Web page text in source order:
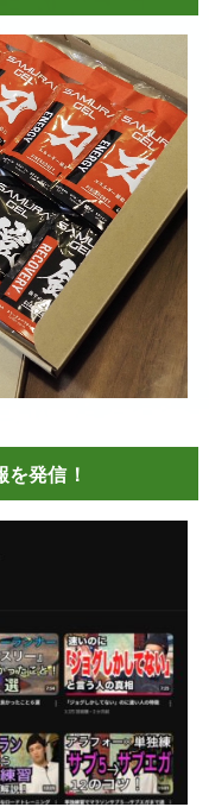
発信！